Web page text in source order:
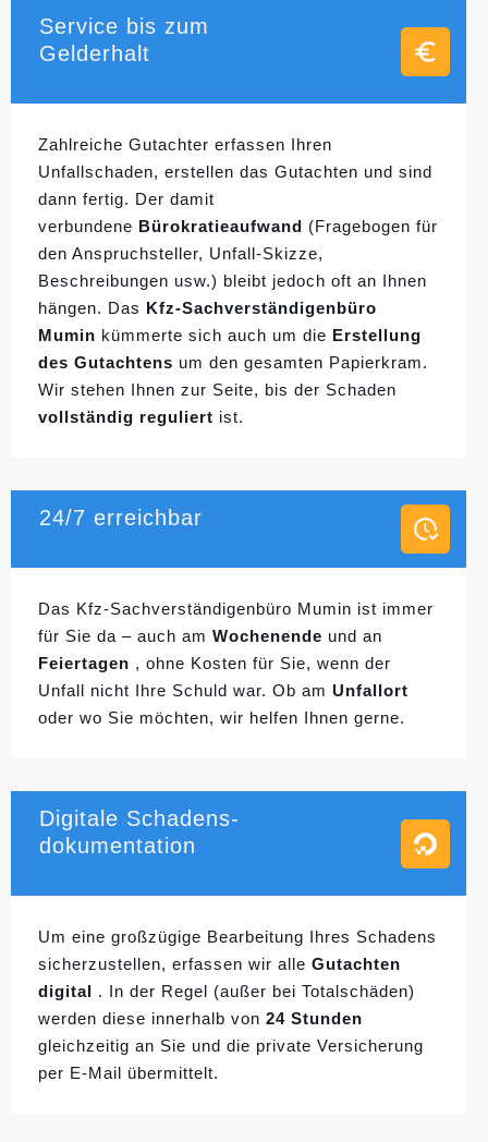
Service bis zum
Gelderhalt
Zahlreiche Gutachter erfassen Ihren
Unfallschaden, erstellen das Gutachten und sind
dann fertig. Der damit
verbundene Bürokratieaufwand (Fragebogen für
den Anspruchsteller, Unfall-Skizze,
Beschreibungen usw.) bleibt jedoch oft an Ihnen
hängen. Das Kfz-Sachverständigenbüro
Mumin kümmerte sich auch um die Erstellung
des Gutachtens um den gesamten Papierkram.
Wir stehen Ihnen zur Seite, bis der Schaden
vollständig reguliert ist.
24/7 erreichbar
Das Kfz-Sachverständigenbüro Mumin ist immer
für Sie da – auch am Wochenende und an
Feiertagen , ohne Kosten für Sie, wenn der
Unfall nicht Ihre Schuld war. Ob am Unfallort
oder wo Sie möchten, wir helfen Ihnen gerne.
Digitale Schadens-
dokumentation
Um eine großzügige Bearbeitung Ihres Schadens
sicherzustellen, erfassen wir alle Gutachten
digital . In der Regel (außer bei Totalschäden)
werden diese innerhalb von 24 Stunden
gleichzeitig an Sie und die private Versicherung
per E-Mail übermittelt.